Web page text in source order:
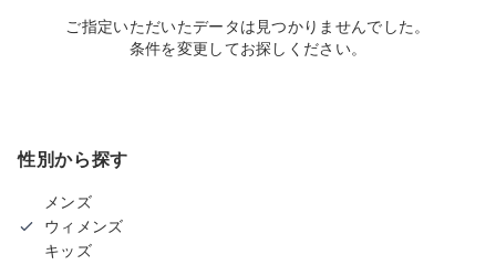
ご指定いただいたデータは見つかりませんでした。
条件を変更してお探しください。
性別から探す
メンズ
ウィメンズ
キッズ